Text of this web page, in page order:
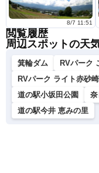
8/7 11:51
閲覧履歴
周辺スポットの天
箕輪ダム RVパーク
RVパーク ライト赤砂
道の駅小坂田公園
道の駅今井 恵みの里